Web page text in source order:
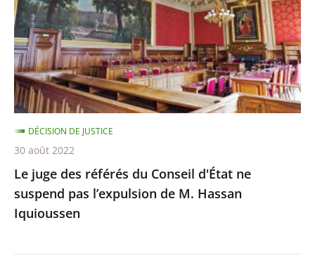
du
Conseil
d'État
ne
suspend
pas
l’expulsion
de
M.
Hassan
Iquioussen
Le juge des référés du Conseil d'État ne
suspend pas l’expulsion de M. Hassan
Iquioussen
DÉCISION DE JUSTICE
30 août 2022